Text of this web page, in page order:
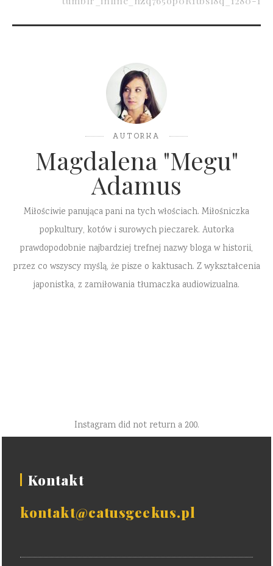
AUTORKA
Magdalena "Megu"
Adamus
Miłościwie panująca pani na tych włościach. Miłośniczka
popkultury, kotów i surowych pieczarek. Autorka
prawdopodobnie najbardziej trefnej nazwy bloga w historii,
przez co wszyscy myślą, że pisze o kaktusach. Z wykształcenia
japonistka, z zamiłowania tłumaczka audiowizualna.
Instagram did not return a 200.
Kontakt
kontakt@catusgeekus.pl